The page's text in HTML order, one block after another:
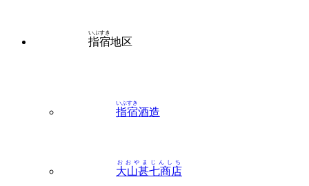
指宿
いぶすき
地区
指宿
いぶすき
酒造
大山甚七商店
おおやまじんしち